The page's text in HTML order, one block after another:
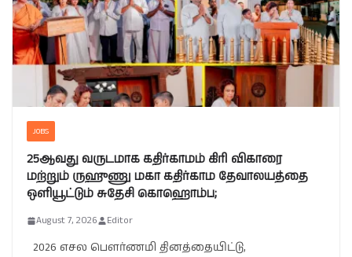
JOBS
25ஆவது வருடமாக கதிர்காமம் கிரி விகாரை
மற்றும் ருஹுணு மகா கதிர்காம தேவாலயத்தை
ஒளியூட்டும் சுதேசி கொஹொம்ப;
August 7, 2026 Editor
2026 எசல பௌர்ணமி தினத்தையிட்டு,